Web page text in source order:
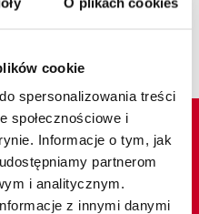
cookie
spersonalizowania treści
społecznościowe i
Informacje o tym, jak
partnerom
i analitycznym.
z innymi danymi
Instagram